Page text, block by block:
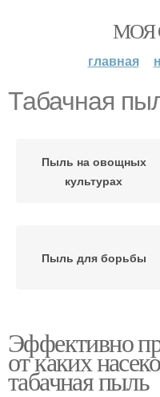
МОЯ
главная
Табачная
Пыль на овощных
культурах
Пыль для борьбы
химическими
пестицидами
Эффективно
от каких
табачная пыль